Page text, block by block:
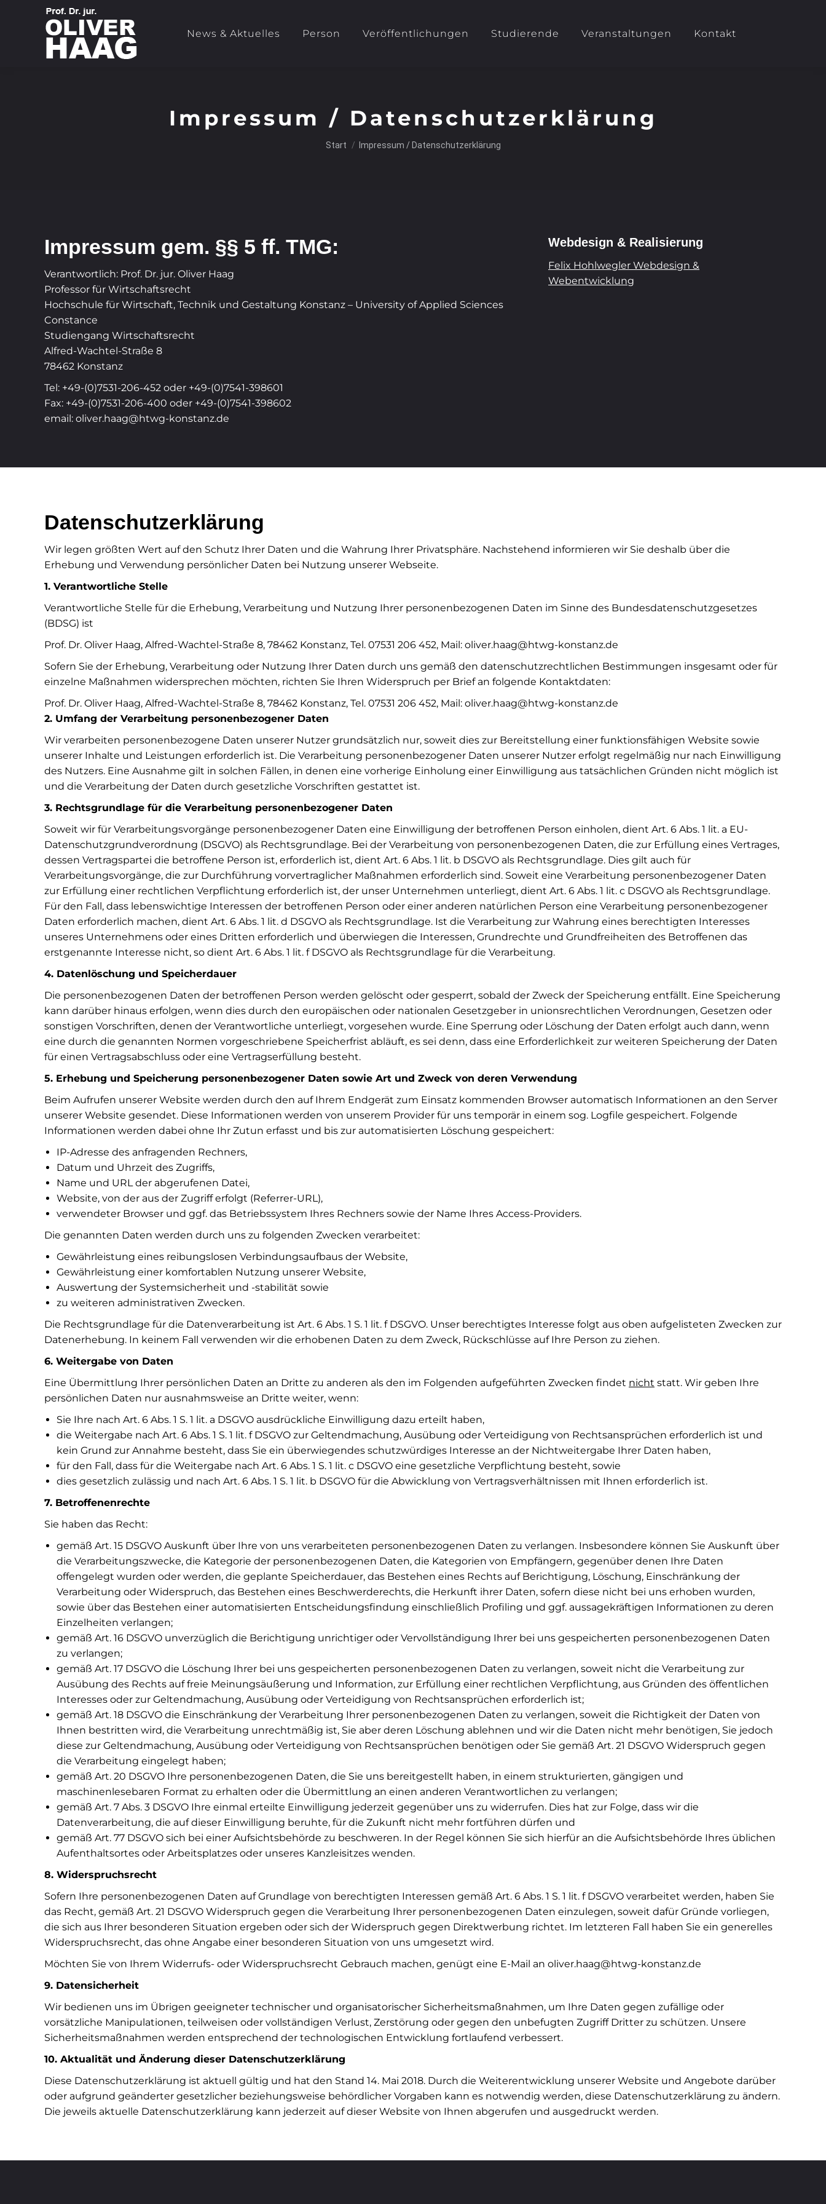
News & Aktuelles Person Veröffentlichungen Studierende Veranstaltungen Kontakt
Impressum / Datenschutzerklärung
Sie befinden sich hier:
Start Impressum / Datenschutzerklärung
Impressum gem. §§ 5 ff. TMG:
Verantwortlich: Prof. Dr. jur. Oliver Haag
Professor für Wirtschaftsrecht
Hochschule für Wirtschaft, Technik und Gestaltung Konstanz – University of Applied Sciences
Constance
Studiengang Wirtschaftsrecht
Alfred-Wachtel-Straße 8
78462 Konstanz
Tel: +49-(0)7531-206-452 oder +49-(0)7541-398601
Fax: +49-(0)7531-206-400 oder +49-(0)7541-398602
email: oliver.haag@htwg-konstanz.de
Webdesign & Realisierung
Felix Hohlwegler Webdesign &
Webentwicklung
Datenschutzerklärung
Wir legen größten Wert auf den Schutz Ihrer Daten und die Wahrung Ihrer Privatsphäre. Nachstehend informieren wir Sie deshalb über die
Erhebung und Verwendung persönlicher Daten bei Nutzung unserer Webseite.
1. Verantwortliche Stelle
Verantwortliche Stelle für die Erhebung, Verarbeitung und Nutzung Ihrer personenbezogenen Daten im Sinne des Bundesdatenschutzgesetzes
(BDSG) ist
Prof. Dr. Oliver Haag, Alfred-Wachtel-Straße 8, 78462 Konstanz, Tel. 07531 206 452, Mail: oliver.haag@htwg-konstanz.de
Sofern Sie der Erhebung, Verarbeitung oder Nutzung Ihrer Daten durch uns gemäß den datenschutzrechtlichen Bestimmungen insgesamt oder für
einzelne Maßnahmen widersprechen möchten, richten Sie Ihren Widerspruch per Brief an folgende Kontaktdaten:
Prof. Dr. Oliver Haag, Alfred-Wachtel-Straße 8, 78462 Konstanz, Tel. 07531 206 452, Mail: oliver.haag@htwg-konstanz.de
2. Umfang der Verarbeitung personenbezogener Daten
Wir verarbeiten personenbezogene Daten unserer Nutzer grundsätzlich nur, soweit dies zur Bereitstellung einer funktionsfähigen Website sowie
unserer Inhalte und Leistungen erforderlich ist. Die Verarbeitung personenbezogener Daten unserer Nutzer erfolgt regelmäßig nur nach Einwilligung
des Nutzers. Eine Ausnahme gilt in solchen Fällen, in denen eine vorherige Einholung einer Einwilligung aus tatsächlichen Gründen nicht möglich ist
und die Verarbeitung der Daten durch gesetzliche Vorschriften gestattet ist.
3. Rechtsgrundlage für die Verarbeitung personenbezogener Daten
Soweit wir für Verarbeitungsvorgänge personenbezogener Daten eine Einwilligung der betroffenen Person einholen, dient Art. 6 Abs. 1 lit. a EU-
Datenschutzgrundverordnung (DSGVO) als Rechtsgrundlage. Bei der Verarbeitung von personenbezogenen Daten, die zur Erfüllung eines Vertrages,
dessen Vertragspartei die betroffene Person ist, erforderlich ist, dient Art. 6 Abs. 1 lit. b DSGVO als Rechtsgrundlage. Dies gilt auch für
Verarbeitungsvorgänge, die zur Durchführung vorvertraglicher Maßnahmen erforderlich sind. Soweit eine Verarbeitung personenbezogener Daten
zur Erfüllung einer rechtlichen Verpflichtung erforderlich ist, der unser Unternehmen unterliegt, dient Art. 6 Abs. 1 lit. c DSGVO als Rechtsgrundlage.
Für den Fall, dass lebenswichtige Interessen der betroffenen Person oder einer anderen natürlichen Person eine Verarbeitung personenbezogener
Daten erforderlich machen, dient Art. 6 Abs. 1 lit. d DSGVO als Rechtsgrundlage. Ist die Verarbeitung zur Wahrung eines berechtigten Interesses
unseres Unternehmens oder eines Dritten erforderlich und überwiegen die Interessen, Grundrechte und Grundfreiheiten des Betroffenen das
erstgenannte Interesse nicht, so dient Art. 6 Abs. 1 lit. f DSGVO als Rechtsgrundlage für die Verarbeitung.
4. Datenlöschung und Speicherdauer
Die personenbezogenen Daten der betroffenen Person werden gelöscht oder gesperrt, sobald der Zweck der Speicherung entfällt. Eine Speicherung
kann darüber hinaus erfolgen, wenn dies durch den europäischen oder nationalen Gesetzgeber in unionsrechtlichen Verordnungen, Gesetzen oder
sonstigen Vorschriften, denen der Verantwortliche unterliegt, vorgesehen wurde. Eine Sperrung oder Löschung der Daten erfolgt auch dann, wenn
eine durch die genannten Normen vorgeschriebene Speicherfrist abläuft, es sei denn, dass eine Erforderlichkeit zur weiteren Speicherung der Daten
für einen Vertragsabschluss oder eine Vertragserfüllung besteht.
5. Erhebung und Speicherung personenbezogener Daten sowie Art und Zweck von deren Verwendung
Beim Aufrufen unserer Website werden durch den auf Ihrem Endgerät zum Einsatz kommenden Browser automatisch Informationen an den Server
unserer Website gesendet. Diese Informationen werden von unserem Provider für uns temporär in einem sog. Logfile gespeichert. Folgende
Informationen werden dabei ohne Ihr Zutun erfasst und bis zur automatisierten Löschung gespeichert:
IP-Adresse des anfragenden Rechners,
Datum und Uhrzeit des Zugriffs,
Name und URL der abgerufenen Datei,
Website, von der aus der Zugriff erfolgt (Referrer-URL),
verwendeter Browser und ggf. das Betriebssystem Ihres Rechners sowie der Name Ihres Access-Providers.
Die genannten Daten werden durch uns zu folgenden Zwecken verarbeitet:
Gewährleistung eines reibungslosen Verbindungsaufbaus der Website,
Gewährleistung einer komfortablen Nutzung unserer Website,
Auswertung der Systemsicherheit und -stabilität sowie
zu weiteren administrativen Zwecken.
Die Rechtsgrundlage für die Datenverarbeitung ist Art. 6 Abs. 1 S. 1 lit. f DSGVO. Unser berechtigtes Interesse folgt aus oben aufgelisteten Zwecken zur
Datenerhebung. In keinem Fall verwenden wir die erhobenen Daten zu dem Zweck, Rückschlüsse auf Ihre Person zu ziehen.
6. Weitergabe von Daten
Eine Übermittlung Ihrer persönlichen Daten an Dritte zu anderen als den im Folgenden aufgeführten Zwecken findet nicht statt. Wir geben Ihre
persönlichen Daten nur ausnahmsweise an Dritte weiter, wenn:
Sie Ihre nach Art. 6 Abs. 1 S. 1 lit. a DSGVO ausdrückliche Einwilligung dazu erteilt haben,
die Weitergabe nach Art. 6 Abs. 1 S. 1 lit. f DSGVO zur Geltendmachung, Ausübung oder Verteidigung von Rechtsansprüchen erforderlich ist und
kein Grund zur Annahme besteht, dass Sie ein überwiegendes schutzwürdiges Interesse an der Nichtweitergabe Ihrer Daten haben,
für den Fall, dass für die Weitergabe nach Art. 6 Abs. 1 S. 1 lit. c DSGVO eine gesetzliche Verpflichtung besteht, sowie
dies gesetzlich zulässig und nach Art. 6 Abs. 1 S. 1 lit. b DSGVO für die Abwicklung von Vertragsverhältnissen mit Ihnen erforderlich ist.
7. Betroffenenrechte
Sie haben das Recht:
gemäß Art. 15 DSGVO Auskunft über Ihre von uns verarbeiteten personenbezogenen Daten zu verlangen. Insbesondere können Sie Auskunft über
die Verarbeitungszwecke, die Kategorie der personenbezogenen Daten, die Kategorien von Empfängern, gegenüber denen Ihre Daten
offengelegt wurden oder werden, die geplante Speicherdauer, das Bestehen eines Rechts auf Berichtigung, Löschung, Einschränkung der
Verarbeitung oder Widerspruch, das Bestehen eines Beschwerderechts, die Herkunft ihrer Daten, sofern diese nicht bei uns erhoben wurden,
sowie über das Bestehen einer automatisierten Entscheidungsfindung einschließlich Profiling und ggf. aussagekräftigen Informationen zu deren
Einzelheiten verlangen;
gemäß Art. 16 DSGVO unverzüglich die Berichtigung unrichtiger oder Vervollständigung Ihrer bei uns gespeicherten personenbezogenen Daten
zu verlangen;
gemäß Art. 17 DSGVO die Löschung Ihrer bei uns gespeicherten personenbezogenen Daten zu verlangen, soweit nicht die Verarbeitung zur
Ausübung des Rechts auf freie Meinungsäußerung und Information, zur Erfüllung einer rechtlichen Verpflichtung, aus Gründen des öffentlichen
Interesses oder zur Geltendmachung, Ausübung oder Verteidigung von Rechtsansprüchen erforderlich ist;
gemäß Art. 18 DSGVO die Einschränkung der Verarbeitung Ihrer personenbezogenen Daten zu verlangen, soweit die Richtigkeit der Daten von
Ihnen bestritten wird, die Verarbeitung unrechtmäßig ist, Sie aber deren Löschung ablehnen und wir die Daten nicht mehr benötigen, Sie jedoch
diese zur Geltendmachung, Ausübung oder Verteidigung von Rechtsansprüchen benötigen oder Sie gemäß Art. 21 DSGVO Widerspruch gegen
die Verarbeitung eingelegt haben;
gemäß Art. 20 DSGVO Ihre personenbezogenen Daten, die Sie uns bereitgestellt haben, in einem strukturierten, gängigen und
maschinenlesebaren Format zu erhalten oder die Übermittlung an einen anderen Verantwortlichen zu verlangen;
gemäß Art. 7 Abs. 3 DSGVO Ihre einmal erteilte Einwilligung jederzeit gegenüber uns zu widerrufen. Dies hat zur Folge, dass wir die
Datenverarbeitung, die auf dieser Einwilligung beruhte, für die Zukunft nicht mehr fortführen dürfen und
gemäß Art. 77 DSGVO sich bei einer Aufsichtsbehörde zu beschweren. In der Regel können Sie sich hierfür an die Aufsichtsbehörde Ihres üblichen
Aufenthaltsortes oder Arbeitsplatzes oder unseres Kanzleisitzes wenden.
8. Widerspruchsrecht
Sofern Ihre personenbezogenen Daten auf Grundlage von berechtigten Interessen gemäß Art. 6 Abs. 1 S. 1 lit. f DSGVO verarbeitet werden, haben Sie
das Recht, gemäß Art. 21 DSGVO Widerspruch gegen die Verarbeitung Ihrer personenbezogenen Daten einzulegen, soweit dafür Gründe vorliegen,
die sich aus Ihrer besonderen Situation ergeben oder sich der Widerspruch gegen Direktwerbung richtet. Im letzteren Fall haben Sie ein generelles
Widerspruchsrecht, das ohne Angabe einer besonderen Situation von uns umgesetzt wird.
Möchten Sie von Ihrem Widerrufs- oder Widerspruchsrecht Gebrauch machen, genügt eine E-Mail an oliver.haag@htwg-konstanz.de
9. Datensicherheit
Wir bedienen uns im Übrigen geeigneter technischer und organisatorischer Sicherheitsmaßnahmen, um Ihre Daten gegen zufällige oder
vorsätzliche Manipulationen, teilweisen oder vollständigen Verlust, Zerstörung oder gegen den unbefugten Zugriff Dritter zu schützen. Unsere
Sicherheitsmaßnahmen werden entsprechend der technologischen Entwicklung fortlaufend verbessert.
10. Aktualität und Änderung dieser Datenschutzerklärung
Diese Datenschutzerklärung ist aktuell gültig und hat den Stand 14. Mai 2018. Durch die Weiterentwicklung unserer Website und Angebote darüber
oder aufgrund geänderter gesetzlicher beziehungsweise behördlicher Vorgaben kann es notwendig werden, diese Datenschutzerklärung zu ändern.
Die jeweils aktuelle Datenschutzerklärung kann jederzeit auf dieser Website von Ihnen abgerufen und ausgedruckt werden.